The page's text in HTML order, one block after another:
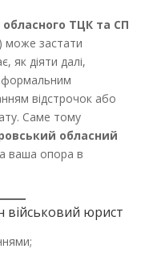
обласного ТЦК та СП
може застати
як діяти далі,
формальним
відстрочок або
Саме тому
обласний
ваша опора в
військовий юрист